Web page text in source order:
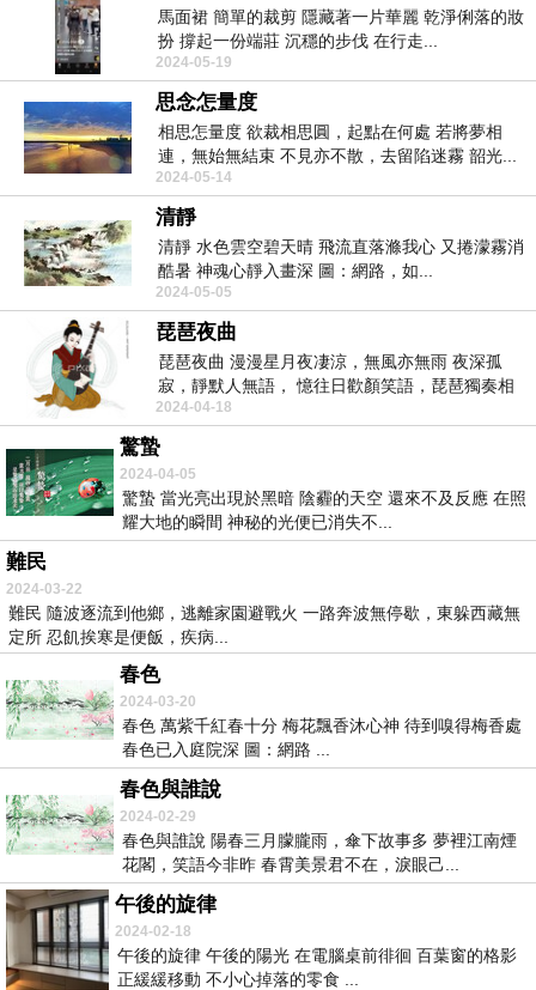
馬面裙 簡單的裁剪 隱藏著一片華麗 乾淨俐落的妝
扮 撐起一份端莊 沉穩的步伐 在行走...
2024-05-19
思念怎量度
相思怎量度 欲裁相思圓，起點在何處 若將夢相
連，無始無結束 不見亦不散，去留陷迷霧 韶光...
2024-05-14
清靜
清靜 水色雲空碧天晴 飛流直落滌我心 又捲濛霧消
酷暑 神魂心靜入畫深 圖：網路，如...
2024-05-05
琵琶夜曲
琵琶夜曲 漫漫星月夜凄涼，無風亦無雨 夜深孤
寂，靜默人無語， 憶往日歡顏笑語，琵琶獨奏相
思...
2024-04-18
驚蟄
2024-04-05
驚蟄 當光亮出現於黑暗 陰霾的天空 還來不及反應 在照
耀大地的瞬間 神秘的光便已消失不...
難民
2024-03-22
難民 隨波逐流到他鄉，逃離家園避戰火 一路奔波無停歇，東躲西藏無
定所 忍飢挨寒是便飯，疾病...
春色
2024-03-20
春色 萬紫千紅春十分 梅花飄香沐心神 待到嗅得梅香處
春色已入庭院深 圖：網路 ...
春色與誰說
2024-02-29
春色與誰說 陽春三月朦朧雨，傘下故事多 夢裡江南煙
花閣，笑語今非昨 春霄美景君不在，淚眼己...
午後的旋律
2024-02-18
午後的旋律 午後的陽光 在電腦桌前徘徊 百葉窗的格影
正緩緩移動 不小心掉落的零食 ...